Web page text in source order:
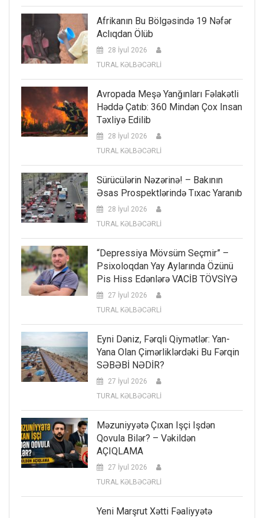
Afrikanın Bu Bölgəsində 19 Nəfər
Aclıqdan Ölüb
28 İyul 2026
TURAL KƏLBƏCƏRLİ
Avropada Meşə Yanğınları Fəlakətli
Həddə Çatıb: 360 Mindən Çox Insan
Təxliyə Edilib
28 İyul 2026
TURAL KƏLBƏCƏRLİ
Sürücülərin Nəzərinə! – Bakının
Əsas Prospektlərində Tıxac Yaranıb
28 İyul 2026
TURAL KƏLBƏCƏRLİ
“Depressiya Mövsüm Seçmir” –
Psixoloqdan Yay Aylarında Özünü
Pis Hiss Edənlərə VACİB TÖVSİYƏ
27 İyul 2026
TURAL KƏLBƏCƏRLİ
Eyni Dəniz, Fərqli Qiymətlər: Yan-
Yana Olan Çimərliklərdəki Bu Fərqin
SƏBƏBİ NƏDİR?
27 İyul 2026
TURAL KƏLBƏCƏRLİ
Məzuniyyətə Çıxan Işçi Işdən
Qovula Bilər? – Vəkildən
AÇIQLAMA
27 İyul 2026
TURAL KƏLBƏCƏRLİ
Yeni Marşrut Xətti Fəaliyyətə